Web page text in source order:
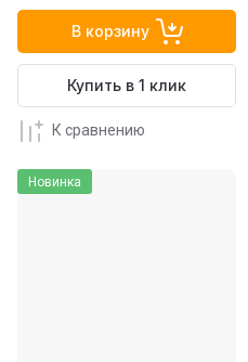
В корзину
Купить в 1 клик
К сравнению
Новинка